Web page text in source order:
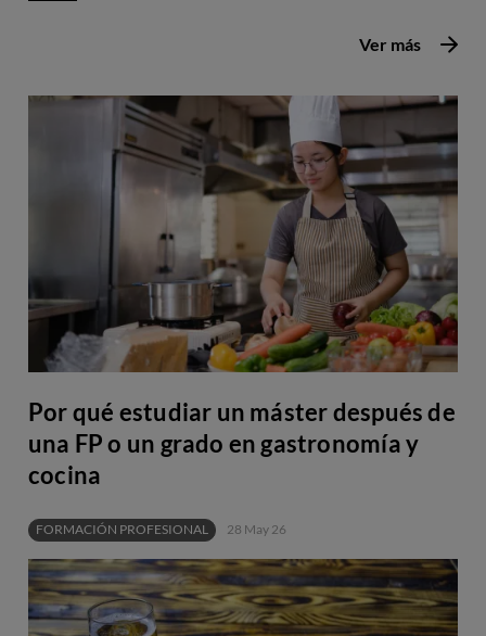
Por qué estudiar un máster después de
una FP o un grado en gastronomía y
cocina
FORMACIÓN PROFESIONAL 28 May 26
Ver más